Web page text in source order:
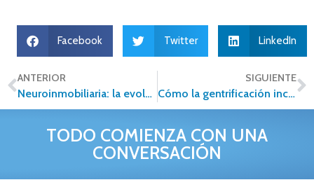
Facebook Twitter LinkedIn
ANTERIOR
Neuroinmobiliaria: la evolución del sector desde la mente y el corazón
SIGUIENTE
Cómo la gentrificación incide en el sector inmobiliario
TODO COMIENZA CON UNA
CONVERSACIÓN